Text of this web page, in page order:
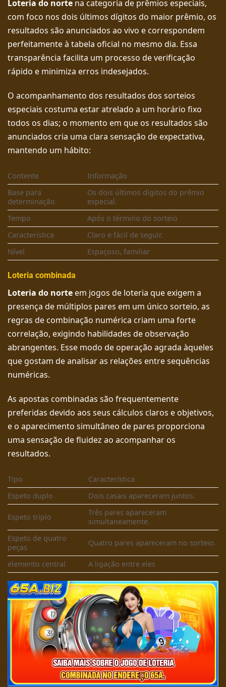
Loteria do norte na categoria de prêmios especiais,
com foco nos dois últimos dígitos do maior prêmio, os
resultados são anunciados ao vivo e correspondem
perfeitamente à tabela oficial no mesmo dia. Essa
transparência facilita um processo de verificação
rápido e minimiza erros indesejados.
O acompanhamento dos resultados dos sorteios
especiais costuma estar atrelado a um horário fixo
todos os dias; o momento em que os resultados são
anunciados cria uma clara sensação de expectativa,
mantendo um hábito:
Contente
Informação
Base para
determinação
Os dois últimos dígitos do prêmio
especial.
Tempo
Após o término do sorteio
Característica
Claro e fácil de seguir.
Nível
Espaçoso, familiar
Loteria combinada
Loteria do norteem jogos de loteria que exigem a
presença de múltiplos pares em um único sorteio, as
regras de combinação numérica criam uma forte
correlação, exigindo habilidades de observação
abrangentes. Esse modo de operação agrada àqueles
que gostam de analisar as relações entre sequências
numéricas.
As apostas combinadas são frequentemente
preferidas devido aos seus cálculos claros e objetivos,
e o aparecimento simultâneo de pares proporciona
uma sensação de fluidez ao acompanhar os
resultados.
Tipo
Característica
Espeto duplo
Dois casais apareceram juntos.
Espeto triplo
Três pares apareceram
simultaneamente.
Espeto de quatro
peças
Quatro pares apareceram no sorteio.
elemento central A ligação entre eles